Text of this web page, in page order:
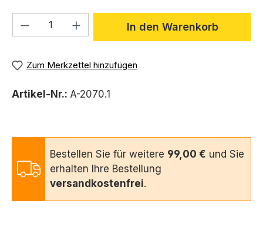
Produkt Anzahl: Gib denIn den Warenkorb
Zum Merkzettel hinzufügen
Artikel-Nr.: A-2070.1
Bestellen Sie für weitere 99,00 € und Sie
erhalten Ihre Bestellung
versandkostenfrei.